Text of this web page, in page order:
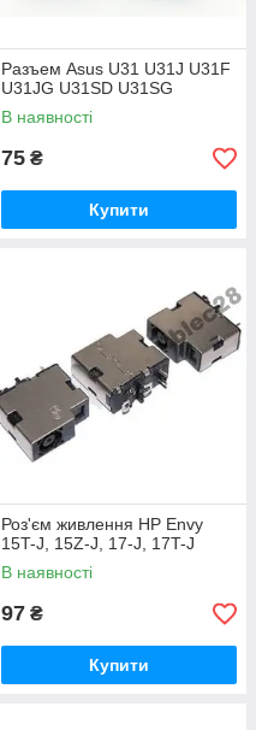
Разъем Asus U31 U31J U31F
U31JG U31SD U31SG
В наявності
75 ₴
Купити
Роз'єм живлення HP Envy
15T-J, 15Z-J, 17-J, 17T-J
В наявності
97 ₴
Купити